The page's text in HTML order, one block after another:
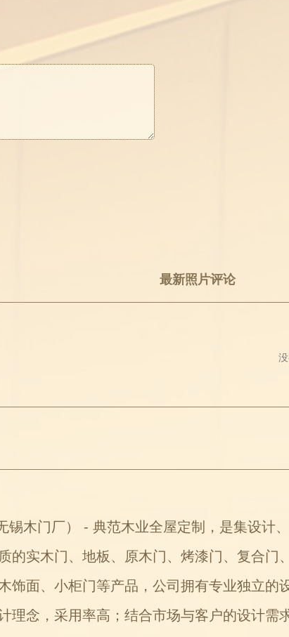
最新照片评论
木门厂） - 典范木业全屋定制，是集设计
的实木门、地板、原木门、烤漆门、复合门
饰面、小柜门等产品，公司拥有专业独立的
理念，采用率高；结合市场与客户的设计需